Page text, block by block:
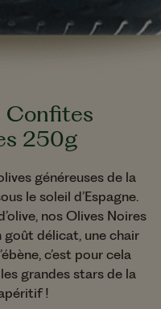
Confites
250g
généreuses de la
le soleil d’Espagne.
nos Olives Noires
délicat, une chair
c’est pour cela
grandes stars de la
!